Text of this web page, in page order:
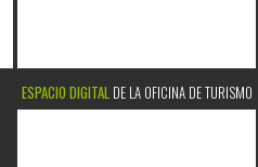
ESPACIO DIGITALDE LA OFICINA DE TURISMO